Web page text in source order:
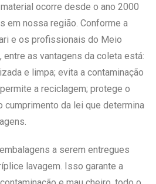
ocorre desde o ano 2000
em nossa região. Conforme a
e os profissionais do Meio
as vantagens da coleta está:
e limpa; evita a contaminação
a reciclagem; protege o
cumprimento da lei que determina
a serem entregues
lavagem. Isso garante a